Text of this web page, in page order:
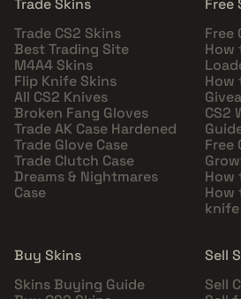
Trade Skins
Trade CS2 Skins
Best Trading Site
M4A4 Skins
Flip Knife Skins
All CS2 Knives
Broken Fang Gloves
Trade AK Case Hardened
Trade Glove Case
Trade Clutch Case
Dreams & Nightmares
Case
Free
Free
How
How
CS2
Free
How
How
knife
Buy Skins
Skins Buying Guide
Sell
Sell